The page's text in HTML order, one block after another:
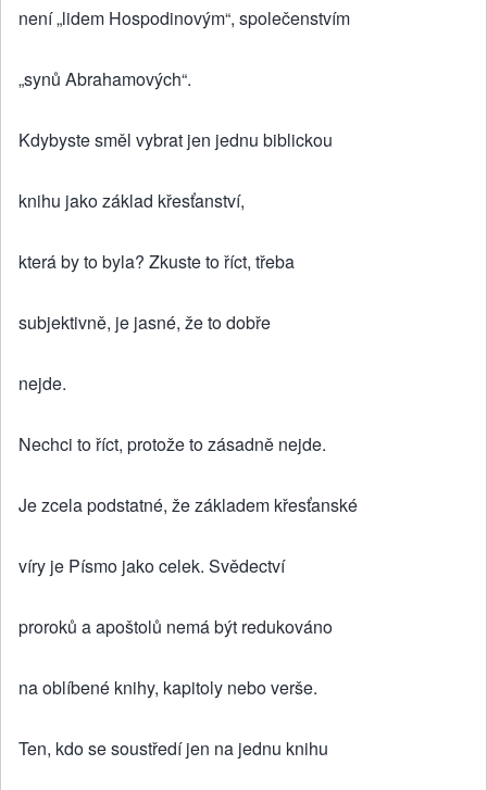
není „lidem Hospodinovým“, společenstvím
„synů Abrahamových“.
Kdybyste směl vybrat jen jednu biblickou
knihu jako základ křesťanství,
která by to byla? Zkuste to říct, třeba
subjektivně, je jasné, že to dobře
nejde.
Nechci to říct, protože to zásadně nejde.
Je zcela podstatné, že základem křesťanské
víry je Písmo jako celek. Svědectví
proroků a apoštolů nemá být redukováno
na oblíbené knihy, kapitoly nebo verše.
Ten, kdo se soustředí jen na jednu knihu